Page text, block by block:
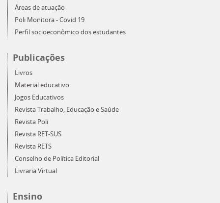
Áreas de atuação
Poli Monitora - Covid 19
Perfil socioeconômico dos estudantes
Publicações
Livros
Material educativo
Jogos Educativos
Revista Trabalho, Educação e Saúde
Revista Poli
Revista RET-SUS
Revista RETS
Conselho de Política Editorial
Livraria Virtual
Ensino